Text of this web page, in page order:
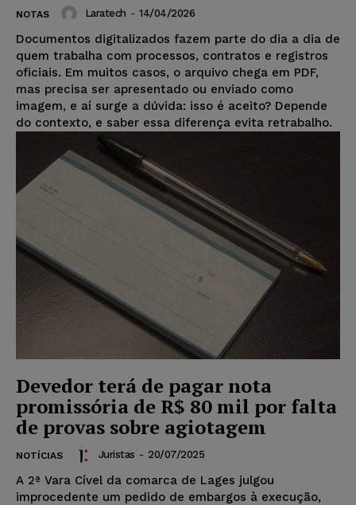
NOTAS Laratech - 14/04/2026
Documentos digitalizados fazem parte do dia a dia de
quem trabalha com processos, contratos e registros
oficiais. Em muitos casos, o arquivo chega em PDF,
mas precisa ser apresentado ou enviado como
imagem, e aí surge a dúvida: isso é aceito? Depende
do contexto, e saber essa diferença evita retrabalho.
Devedor terá de pagar nota
promissória de R$ 80 mil por falta
de provas sobre agiotagem
NOTÍCIAS Juristas - 20/07/2025
A 2ª Vara Cível da comarca de Lages julgou
improcedente um pedido de embargos à execução,